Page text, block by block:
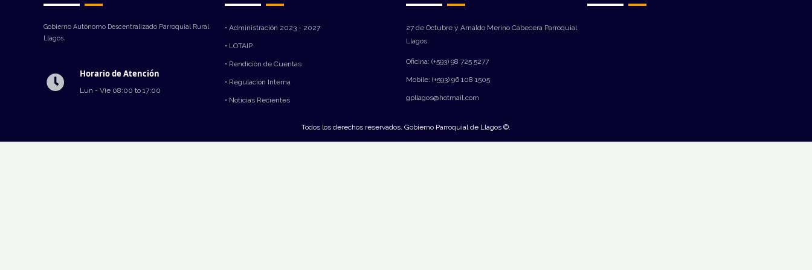
Gobierno Autónomo Descentralizado Parroquial Rural
Llagos.
Horario de Atención
Lun - Vie 08:00 to 17:00
• Administración 2023 - 2027
• LOTAIP
• Rendición de Cuentas
• Regulación Interna
• Noticias Recientes
27 de Octubre y Arnaldo Merino Cabecera Parroquial
Llagos.
Oficina: (+593) 98 725 5277
Mobile: (+593) 96 108 1505
gpllagos@hotmail.com
Todos los derechos reservados. Gobierno Parroquial de Llagos ©.